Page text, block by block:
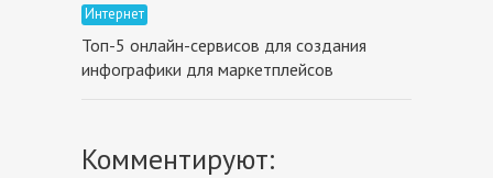
Интернет
Топ-5 онлайн-сервисов для создания
инфографики для маркетплейсов
Комментируют: